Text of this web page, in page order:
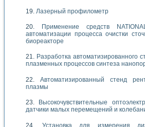
Лазерный профилометр
Применение средств
автоматизации процесса очистки
биореакторе
Разработка автоматизированного
плазменных процессов синтеза
Автоматизированный стенд
плазмы
Высокочувствительные
датчики малых перемещений и
Установка для измерения